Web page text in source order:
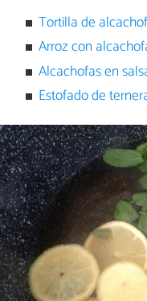
Tortilla de
Arroz con
Alcachofas en
Estofado de